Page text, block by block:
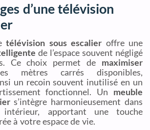
d’une télévision
télévision sous escalier offre une
de l’espace souvent négligé
Ce choix permet de maximiser
mètres carrés disponibles,
un recoin souvent inutilisé en un
fonctionnel. Un meuble
s’intègre harmonieusement dans
intérieur, apportant une touche
à votre espace de vie.